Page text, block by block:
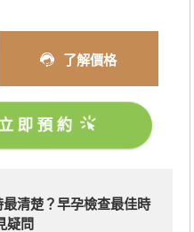
了解價格
即預約
清楚？早孕檢查最佳時
疑問